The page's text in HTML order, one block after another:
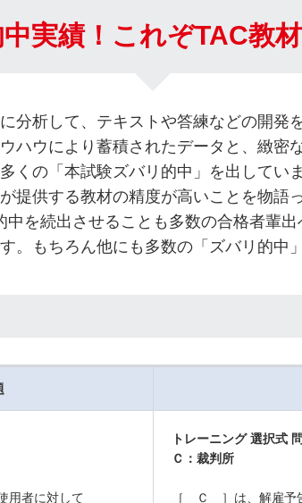
実績！これぞTAC教
分析して、テキストや答練などの開発
ハウにより蓄積されたデータと、緻密
くの「本試験ズバリ的中」を出していま
提供する教材の精度が高いことを物語
中を続出させることも多数の合格者輩出
。もちろん他にも多数の「ズバリ的中
用者に対して
トレーニング 選択式
Ｃ：裁判所
［ Ｃ ］は、解雇予